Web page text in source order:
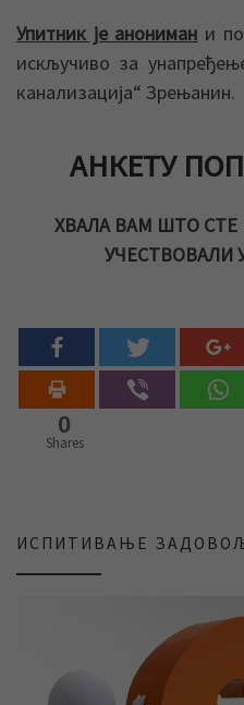
Упитник је анониман и
искључиво за
канализација“ Зрењанин.
АНКЕТУ
ХВАЛА ВАМ ШТО
УЧЕСТВОВАЛИ
0
Shares
ИСПИТИВАЊЕ